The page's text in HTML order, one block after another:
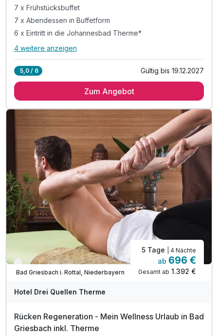
7 x Frühstücksbuffet
7 x Abendessen in Buffetform
6 x Eintritt in die Johannesbad Therme*
Alle Inklusivleistungen
6 x Eintritt in die Johannesbad Therme*
3 x Massage (ca. 20 Min)
inkl. Johannesbad Hotels Wohlfühlleistungen
inkl. Nutzung des Hotel-Wellnessbereiches
inkl. kuscheliger Leihbademantel
4 weitere anzeigen
5,0 / 6 Gültig bis 19.12.2027
Zum Angebot
Verfügbar bis Dezember
Bad Griesbach i. Rottal, Niederbayern
5 Tage | 4 Nächte
ab 696 €
Gesamt ab 1.392 €
Hotel Drei Quellen Therme
Rücken Regeneration - Mein Wellness Urlaub in Bad
Griesbach inkl. Therme